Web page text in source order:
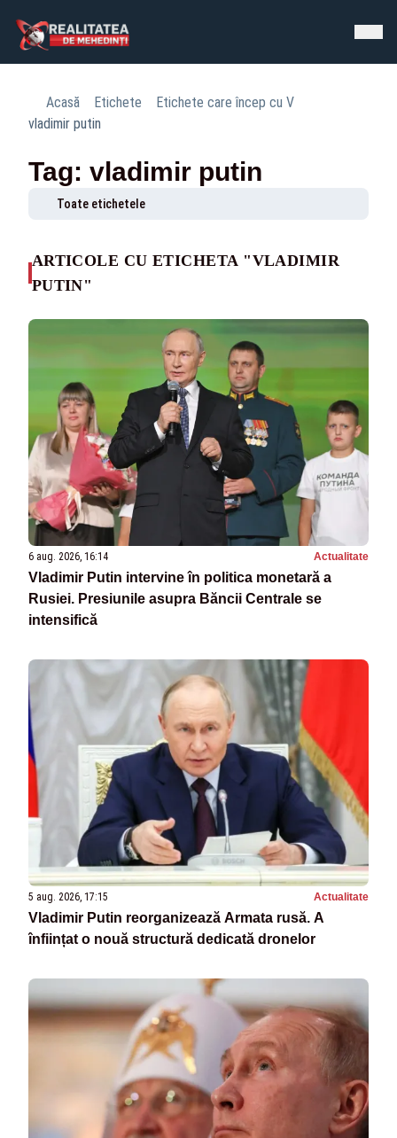
Acasă Etichete
Etichete care încep cu V
vladimir putin
Tag: vladimir putin
Toate etichetele
ARTICOLE CU ETICHETA "VLADIMIR
PUTIN"
6 aug. 2026, 16:14 Actualitate
Vladimir Putin intervine în politica monetară a
Rusiei. Presiunile asupra Băncii Centrale se
intensifică
5 aug. 2026, 17:15 Actualitate
Vladimir Putin reorganizează Armata rusă. A
înființat o nouă structură dedicată dronelor